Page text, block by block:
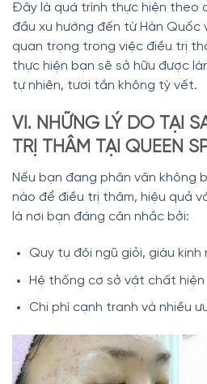
Đây là quá trình thực hiện theo
đầu xu hướng đến từ Hàn Quốc
quan trọng trong việc điều trị
thực hiện bạn sẽ sở hữu được
tự nhiên, tươi tắn không tỳ vết.
VI. NHỮNG LÝ DO TẠI
TRỊ THÂM TẠI QUEEN
Nếu bạn đang phân vân không
nào để điều trị thâm, hiệu quả
là nơi bạn đáng cân nhắc bởi:
Quy tụ đội ngũ giỏi, giàu
Hệ thống cơ sở vật chất
Chi phí cạnh tranh và nhiều